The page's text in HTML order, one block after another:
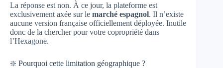
La réponse est non. À ce jour, la plateforme est
exclusivement axée sur le marché espagnol. Il n’existe
aucune version française officiellement déployée. Inutile
donc de la chercher pour votre copropriété dans
l’Hexagone.
❇️ Pourquoi cette limitation géographique ?